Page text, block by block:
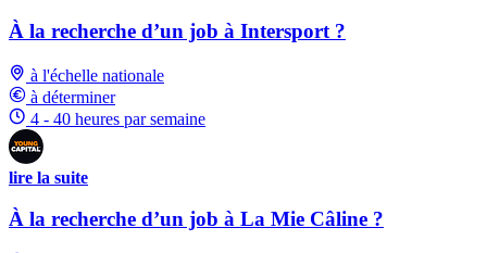
À la recherche d’un job à Intersport ?
à l'échelle nationale
à déterminer
4 - 40 heures par semaine
lire la suite
À la recherche d’un job à La Mie Câline ?